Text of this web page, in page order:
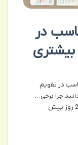
در
بیشتری
در تقویم
چرا برخی…
2 روز پیش